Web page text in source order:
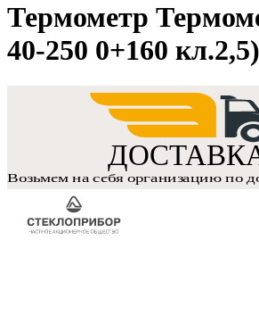
Термометр
40-250 0+160 кл.2,5)